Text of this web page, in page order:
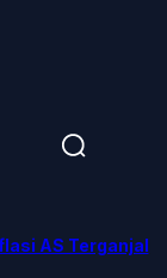
AS Terganjal